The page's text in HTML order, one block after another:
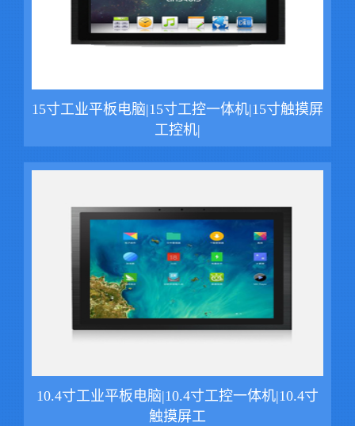
15寸工业平板电脑|15寸工控一体机|15寸触摸屏
工控机|
10.4寸工业平板电脑|10.4寸工控一体机|10.4寸
触摸屏工